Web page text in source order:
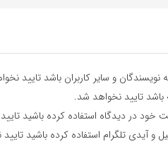
و سایر کاربران باشد تایید
باشد تایید نخواهد شد.
خود در دیدگاه استفاده کرده باشید
و آیدی تلگرام استفاده کرده باشید